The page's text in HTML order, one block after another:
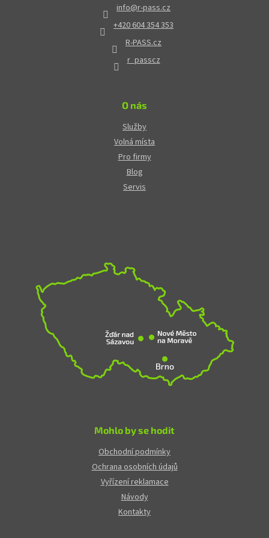
info@r-pass.cz
+420 604 354 353
R-PASS.cz
r_passcz
O nás
Služby
Volná místa
Pro firmy
Blog
Servis
Mohlo by se hodit
Obchodní podmínky
Ochrana osobních údajů
Vyřízení reklamace
Návody
Kontakty